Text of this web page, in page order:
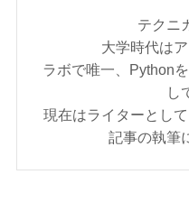
テクニ
大学時代は
ラボで唯一、Python
し
現在はライターとし
記事の執筆